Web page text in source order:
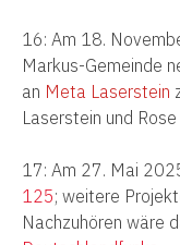
16: Am 18.
Markus-Gemeinde
an Meta Laserstein
Laserstein und
17: Am 27. Mai
125; weitere
Nachzuhören wäre